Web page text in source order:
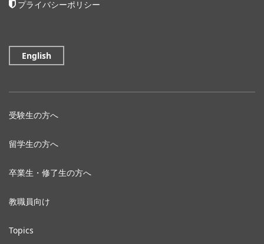
プライバシーポリシー
English
受験生の方へ
留学生の方へ
卒業生・修了生の方へ
教職員向け
Topics